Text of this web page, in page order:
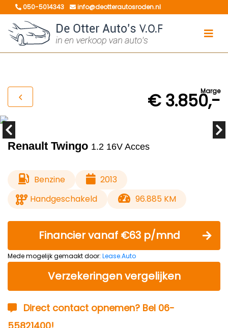
050-5014343 info@deotterautosroden.nl
Marge
€ 3.850,-
Renault Twingo 1.2 16V Acces
Benzine
2013
Handgeschakeld
96.885 KM
Financier vanaf €63 p/mnd
Mede mogelijk gemaakt door: Lease.Auto
Verzekeringen vergelijken
Direct contact opnemen? Bel 06-